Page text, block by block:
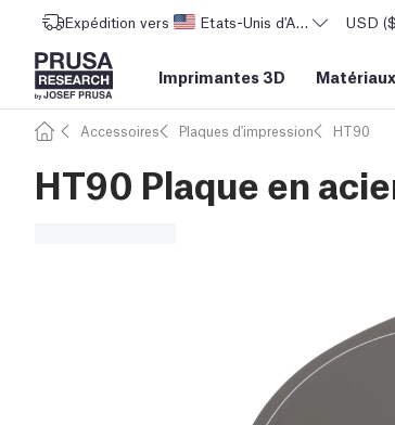
Expédition vers Etats-Unis d'AmériqueUSD
Imprimantes 3D Matériaux
Accessoires Plaques d'impression HT90
HT90 Plaque en